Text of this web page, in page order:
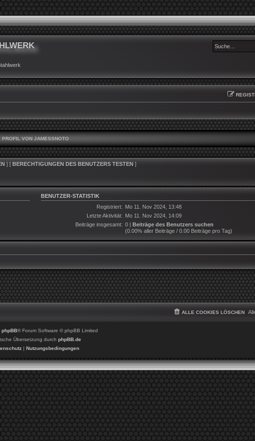
PROFIL VON JAMESSNOTO
] [ BERECHTIGUNGEN DES BENUTZERS TESTEN ]
BENUTZER-STATISTIK
Registriert: Mo 11. Nov 2024, 13:48
Letzte Aktivität: Mo 11. Nov 2024, 14:09
Beiträge insgesamt: 0 |Beiträge des Benutzers suchen
(0.00% aller Beiträge / 0.00 Beiträge pro Tag)
ALLE COOKIES LÖSCHEN
phpBB® Forum Software © phpBB Limited
Übersetzung durch phpBB.de
| Nutzungsbedingungen